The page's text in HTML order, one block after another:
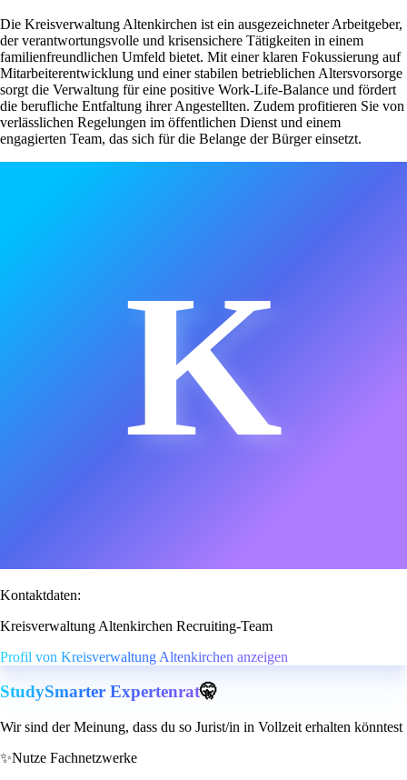
Die Kreisverwaltung Altenkirchen ist ein ausgezeichneter Arbeitgeber,
der verantwortungsvolle und krisensichere Tätigkeiten in einem
familienfreundlichen Umfeld bietet. Mit einer klaren Fokussierung auf
Mitarbeiterentwicklung und einer stabilen betrieblichen Altersvorsorge
sorgt die Verwaltung für eine positive Work-Life-Balance und fördert
die berufliche Entfaltung ihrer Angestellten. Zudem profitieren Sie von
verlässlichen Regelungen im öffentlichen Dienst und einem
engagierten Team, das sich für die Belange der Bürger einsetzt.
K
Kontaktdaten:
Kreisverwaltung Altenkirchen Recruiting-Team
Profil von Kreisverwaltung Altenkirchen anzeigen
StudySmarter Expertenrat🤫
Wir sind der Meinung, dass du so Jurist/in in Vollzeit erhalten könntest
✨Nutze Fachnetzwerke